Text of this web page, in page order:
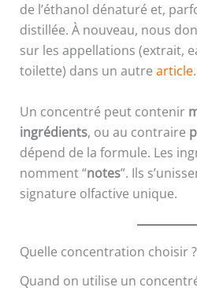
de l’éthanol dénaturé et,
distillée. À nouveau, nous
sur les appellations (extrait,
toilette) dans un autre article.
Un concentré peut contenir
ingrédients, ou au contraire
dépend de la formule. Les
nomment “notes”. Ils
signature olfactive unique.
Quelle concentration choisir ?
Quand on utilise un